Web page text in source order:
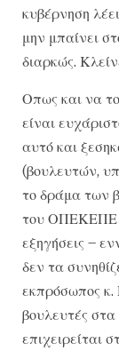
κυβέρνηση
μην μπαίνει
διαρκώς.
Οπως και να
είναι
αυτό και
(βουλευτών,
το δράμα των
του ΟΠΕΚΕΠΕ
εξηγήσεις –
δεν τα
εκπρόσωπος
βουλευτές
επιχειρείται